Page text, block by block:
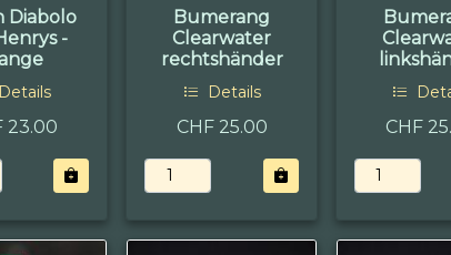
Diabolo
-
Details
23.00
Bumerang
Clearwater
rechtshänder
Details
CHF 25.00 CHF